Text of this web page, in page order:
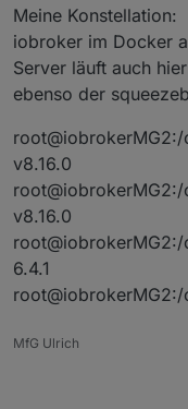
Meine Konstellation:
iobroker im Docker
Server läuft auch
ebenso der
v8.16.0
v8.16.0
6.4.1
MfG Ulrich